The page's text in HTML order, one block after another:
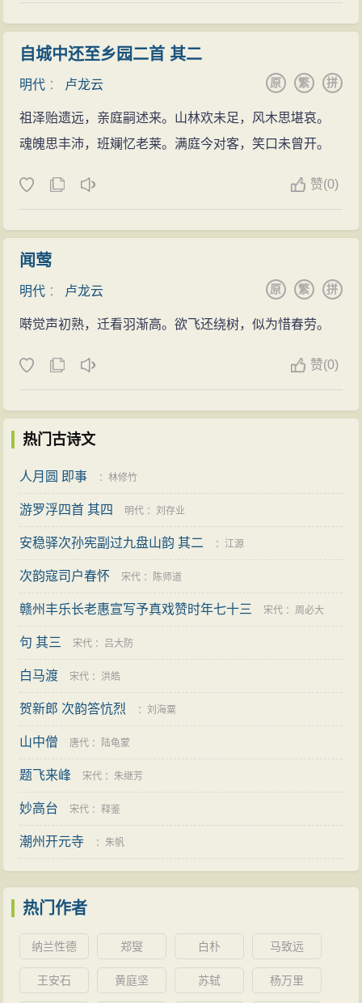
自城中还至乡园二首 其二
明代 ： 卢龙云 拼
繁
原
祖泽贻遗远，亲庭嗣述来。山林欢未足，风木思堪哀。
魂魄思丰沛，班斓忆老莱。满庭今对客，笑口未曾开。
赞(0)
闻莺
明代 ： 卢龙云 拼
繁
原
啭觉声初熟，迁看羽渐高。欲飞还绕树，似为惜春劳。
赞(0)
热门古诗文
人月圆 即事 ：林修竹
游罗浮四首 其四 明代 ：刘存业
安稳驿次孙宪副过九盘山韵 其二 ： 江源
次韵寇司户春怀 宋代 ： 陈师道
赣州丰乐长老惠宣写予真戏赞时年七十三 宋代 ： 周必大
句 其三 宋代 ： 吕大防
白马渡 宋代 ： 洪皓
贺新郎 次韵答忼烈 ：刘海粟
山中僧 唐代 ： 陆龟蒙
题飞来峰 宋代 ：朱继芳
妙高台 宋代 ：释鉴
潮州开元寺 ：朱帆
热门作者
纳兰性德 郑燮 白朴 马致远
王安石 黄庭坚 苏轼 杨万里